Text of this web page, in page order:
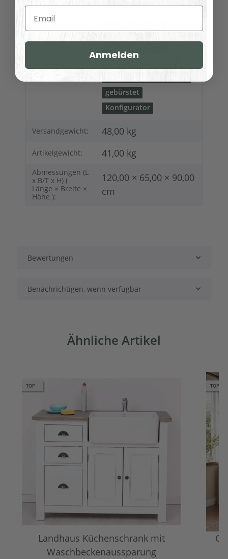
Landhausmöbel:
gebürstet
Konfigurator
Versandgewicht: 48,00 kg
Artikelgewicht: 41,00 kg
Abmessungen (L
x B/T x H) (
Länge × Breite ×
Höhe ):
120,00 × 65,00 × 90,00
cm
Bewertungen
Benachrichtigen, wenn verfügbar
Ähnliche Artikel
TOP
Landhaus Küchenschrank mit
Waschbeckenaussparung
TOP
Email
Anmelden